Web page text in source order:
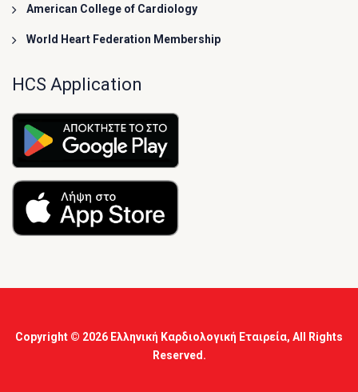
American College of Cardiology
World Heart Federation Membership
HCS Application
Copyright © 2026 Ελληνική Καρδιολογική Εταιρεία, All Rights
Reserved.